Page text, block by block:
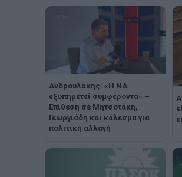
Ανδρουλάκης: «Η ΝΔ
εξυπηρετεί συμφέροντα» –
Επίθεση σε Μητσοτάκη,
Γεωργιάδη και κάλεσμα για
πολιτική αλλαγή